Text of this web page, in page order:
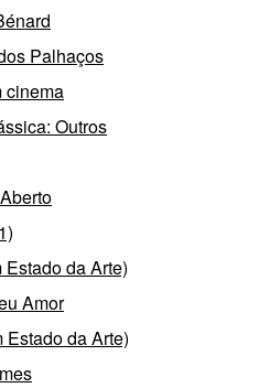
Palhaços
cinema
Outros
da Arte)
Amor
Estado da Arte)